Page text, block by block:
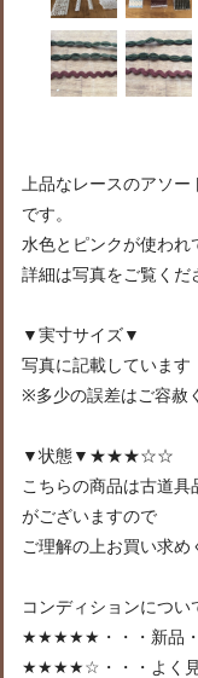
上品なレースのアソ
です。
水色とピンクが使われ
詳細は写真をご覧くだ
▼実寸サイズ▼
写真に記載しています
※多少の誤差はご容赦
▼状態▼★★★☆☆
こちらの商品は古道
がございますので
ご理解の上お買い求め
コンディションについ
★★★★★・・・新品・
★★★★☆・・・よく見